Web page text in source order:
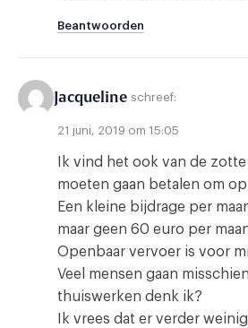
Beantwoorden
Jacqueline schreef:
21 juni, 2019 om 15:05
Ik vind het ook van de
moeten gaan betalen om
Een kleine bijdrage per
maar geen 60 euro per
Openbaar vervoer is voor
Veel mensen gaan
thuiswerken denk ik?
Ik vrees dat er verder